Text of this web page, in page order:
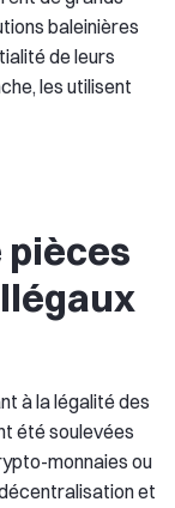
baleinières
de leurs
les utilisent
pièces
à la légalité des
été soulevées
monnaies ou
et